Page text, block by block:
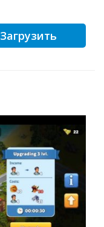
Загрузить